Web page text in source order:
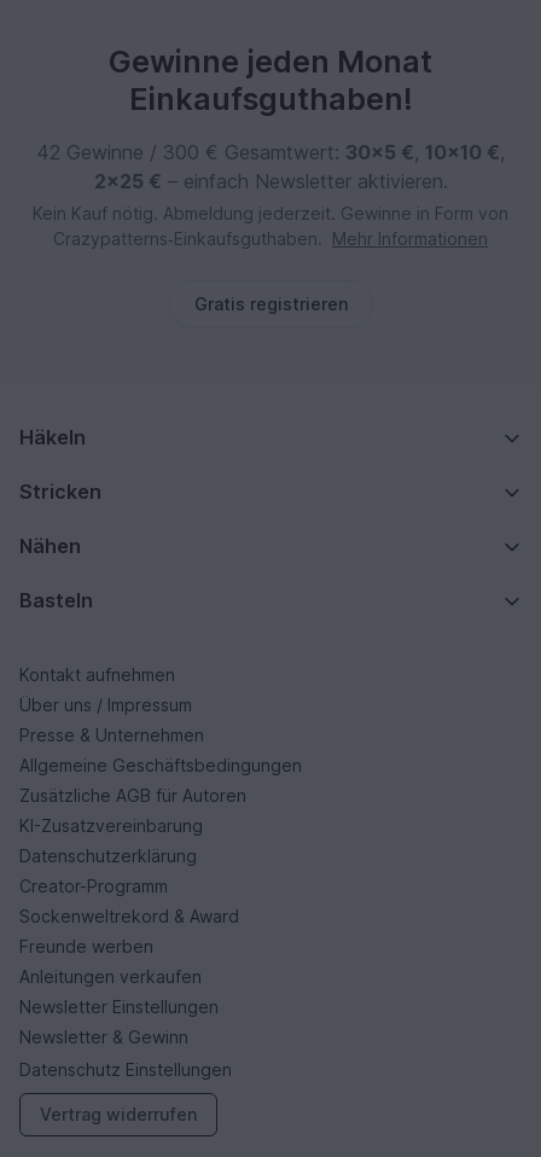
Gewinne jeden Monat
Einkaufsguthaben!
42 Gewinne / 300 € Gesamtwert: 30×5 €, 10×10 €,
2×25 € – einfach Newsletter aktivieren.
Kein Kauf nötig. Abmeldung jederzeit. Gewinne in Form von
Crazypatterns‑Einkaufsguthaben.
Mehr Informationen
Gratis registrieren
Häkeln
Stricken
Nähen
Basteln
Kontakt aufnehmen
Über uns / Impressum
Presse & Unternehmen
Allgemeine Geschäftsbedingungen
Zusätzliche AGB für Autoren
KI-Zusatzvereinbarung
Datenschutzerklärung
Creator-Programm
Sockenweltrekord & Award
Freunde werben
Anleitungen verkaufen
Newsletter Einstellungen
Newsletter & Gewinn
Datenschutz Einstellungen
Vertrag widerrufen